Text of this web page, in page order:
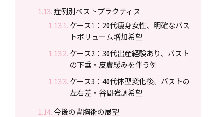
症例別ベストプラクティス
ケース1：20代痩身女性、明確なバス
トボリューム増加希望
ケース2：30代出産経験あり、バスト
の下垂・皮膚緩みを伴う例
ケース3：40代体型変化後、バストの
左右差・谷間強調希望
今後の豊胸術の展望